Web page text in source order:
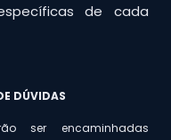
de cada
DÚVIDAS
ser encaminhadas